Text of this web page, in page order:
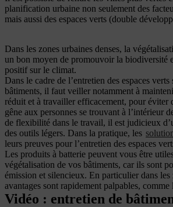
planification urbaine non seulement des
mais aussi des espaces verts (double
Dans les zones urbaines denses, la
un bon moyen de promouvoir la biodiversité
positif sur le climat.
Dans le cadre de l’entretien des espaces
bâtiments, il faut veiller notamment à
réduit et à travailler efficacement, pour éviter
gêne aux personnes se trouvant à l’intérieur
de flexibilité dans le travail, il est judicieux
des outils légers. Dans la pratique, les
leurs preuves pour l’entretien des espaces
Les produits à batterie peuvent vous être
végétalisation de vos bâtiments, car ils sont
émission et silencieux. En particulier dans les
avantages sont rapidement palpables,
Vidéo : entretien de